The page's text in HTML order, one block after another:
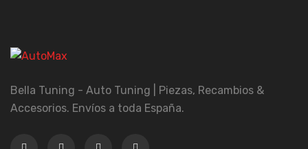
Bella Tuning - Auto Tuning | Piezas, Recambios &
Accesorios. Envíos a toda España.